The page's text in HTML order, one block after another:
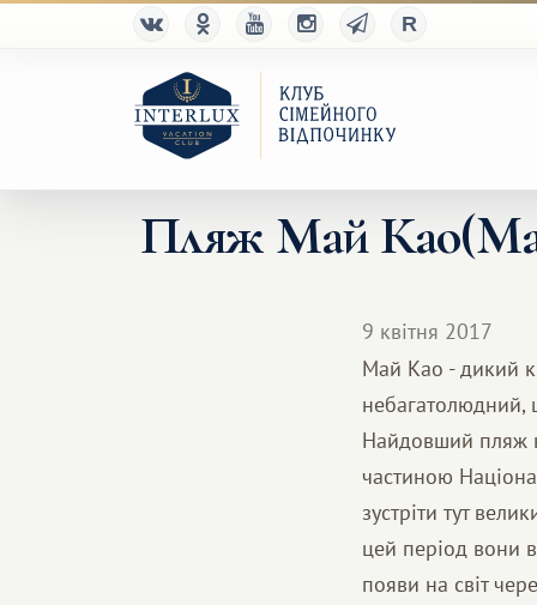
Пляж Май Као(Mai
9 квітня 2017
Май Као - дикий
небагатолюдний,
Найдовший пляж
частиною
зустріти тут
цей період вони
появи на світ